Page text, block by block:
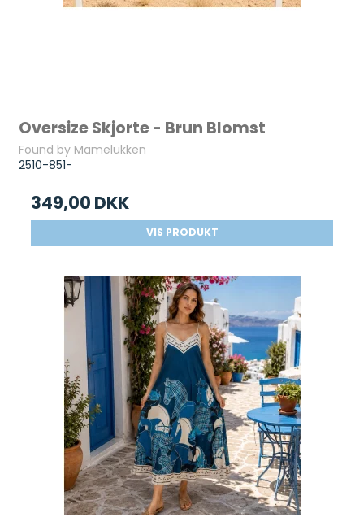
Oversize Skjorte - Brun Blomst
Found by Mamelukken
2510-851-
349,00 DKK
VIS PRODUKT